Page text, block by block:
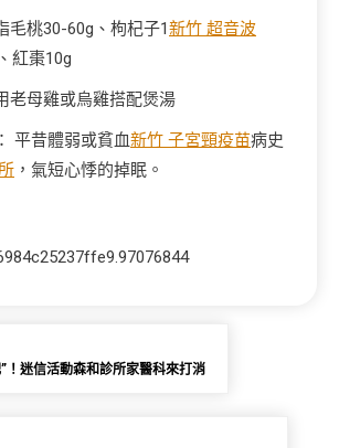
毛桃30-60g、枸杞子1新竹 超音波
紅棗10g
老母雞或烏雞搭配煲湯
平昔體弱或貧血新竹 子宮頸疫苗病史
，氣短心悸的掉眠。
！迷信活動森和診所家醫科來打消